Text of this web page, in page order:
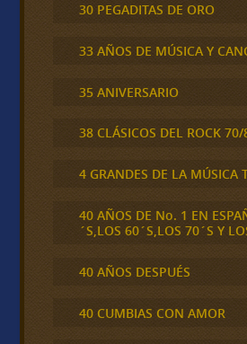
30 PEGADITAS DE ORO
33 AÑOS DE MÚSICA Y
35 ANIVERSARIO
38 CLÁSICOS DEL ROCK 70/
4 GRANDES DE LA MÚSICA
40 AÑOS DE No. 1 EN
´S,LOS 60´S,LOS 70´S Y
40 AÑOS DESPUÉS
40 CUMBIAS CON AMOR